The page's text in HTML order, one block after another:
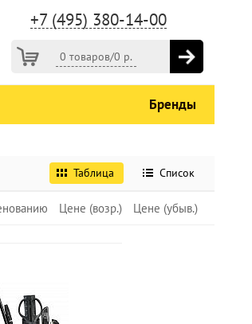
+7 (495) 380-14-00
0 товаров/0 р.
Бренды
Таблица Список
Цене (возр.) Цене (убыв.)